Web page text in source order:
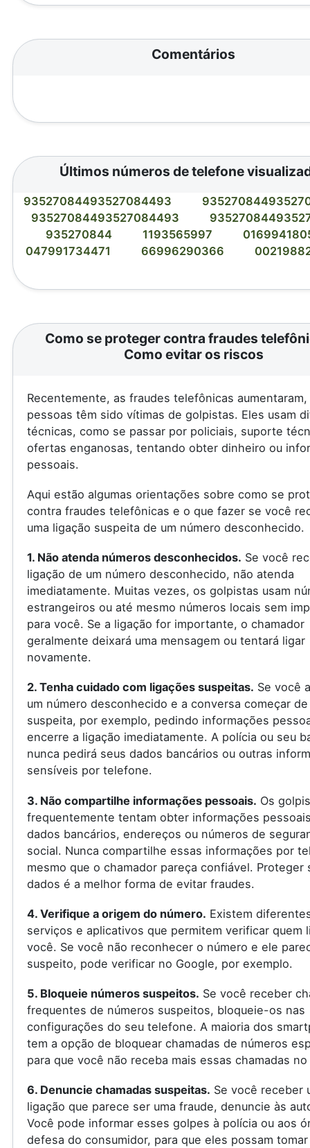
Comentários
Últimos números de telefone
93527084493527084493
93527084493527084493
935270844
1193565997
047991734471
66996290366
Como se proteger contra fraudes
Como evitar os riscos
Recentemente, as fraudes telefônicas
pessoas têm sido vítimas de golpistas. Eles usam
técnicas, como se passar por policiais, suporte
ofertas enganosas, tentando obter dinheiro ou
pessoais.
Aqui estão algumas orientações sobre como se
contra fraudes telefônicas e o que fazer se você
uma ligação suspeita de um número desconhecido.
1. Não atenda números desconhecidos. Se você
ligação de um número desconhecido, não atenda
imediatamente. Muitas vezes, os golpistas usam
estrangeiros ou até mesmo números locais sem
para você. Se a ligação for importante, o chamador
geralmente deixará uma mensagem ou tentará ligar
novamente.
2. Tenha cuidado com ligações suspeitas. Se você
um número desconhecido e a conversa começar
suspeita, por exemplo, pedindo informações
encerre a ligação imediatamente. A polícia ou seu
nunca pedirá seus dados bancários ou outras
sensíveis por telefone.
3. Não compartilhe informações pessoais. Os
frequentemente tentam obter informações
dados bancários, endereços ou números de
social. Nunca compartilhe essas informações por
mesmo que o chamador pareça confiável. Proteger
dados é a melhor forma de evitar fraudes.
4. Verifique a origem do número. Existem
serviços e aplicativos que permitem verificar quem
você. Se você não reconhecer o número e ele
suspeito, pode verificar no Google, por exemplo.
5. Bloqueie números suspeitos. Se você receber
frequentes de números suspeitos, bloqueie-os nas
configurações do seu telefone. A maioria dos
tem a opção de bloquear chamadas de números
para que você não receba mais essas chamadas
6. Denuncie chamadas suspeitas. Se você receber
ligação que parece ser uma fraude, denuncie às
Você pode informar esses golpes à polícia ou aos
defesa do consumidor, para que eles possam tomar